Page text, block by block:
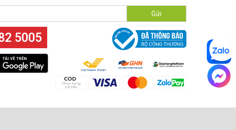
Gửi
5005